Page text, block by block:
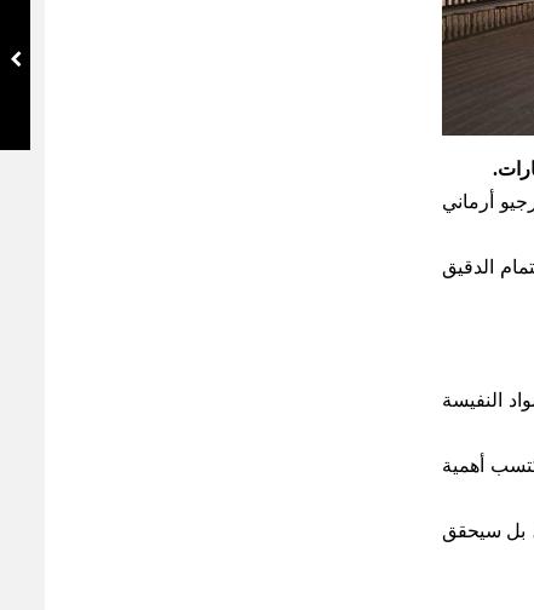
أرماني
الدقيق
النفيسة
أهمية
بل سيحقق